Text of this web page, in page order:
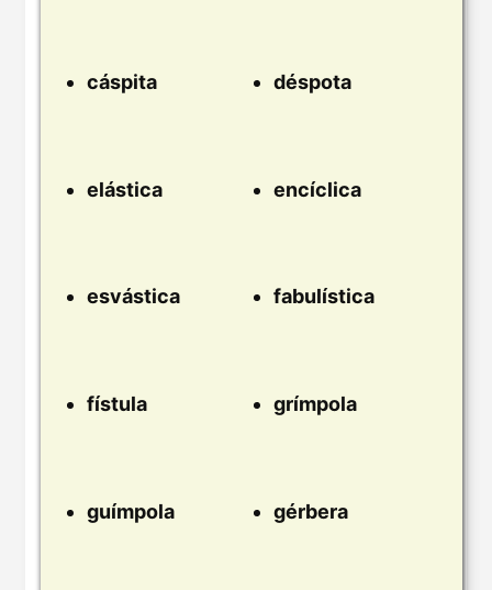
cáspita déspota
elástica encíclica
esvástica fabulística
fístula grímpola
guímpola gérbera